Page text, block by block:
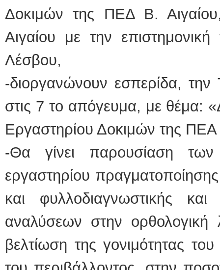
Δοκιμών της ΠΕΔ Β.
Αιγαίου με την
Λέσβου,
-διοργανώνουν εσπερίδα, την
στις 7 το απόγευμα, με θέμα:
Εργαστηρίου Δοκιμών της
-Θα γίνει παρουσίαση
εργαστηρίου
και φυλλοδιαγνωστικής
αναλύσεων στην ορθολογική
βελτίωση της γονιμότητας